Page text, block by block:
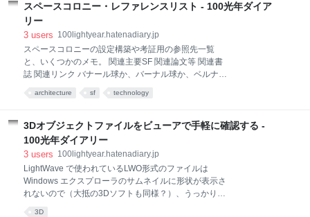
をドラッグ。 ペンタブレットを使う場合は、[File]＞
[User Preferences]＞[Input]を開いて左側にある
[Emulate 3 Button Mouse]を有効にして保存すればよ
い。【Alt+Ctrl+上下ドラッグ】で視点のズームイン・
ズームアウト、【Alt+ドラッグ】で視点の回転、
【Alt+Shift+ドラッグ】で平行移動となる。
オブジェクトを丸ごと消すには、画面下部のレイヤ操
Viewウィンドウ上に移動して）
スペースコロニー・レファレンスリスト - 100光年ダイア
リー
3 users 100lightyear.hatenadiary.jp
スペースコロニーの設定構築や考証用の参照先一覧
と、いくつかのメモ。 関連主要SF 関連論文等 関連書
誌 関連リンク バナール球か、バーナル球か、ベルナー
開放型円筒形スペースコロニー内部の大気循環 参考 付
別法」"To Tell at a Glance", 『変化の風』The Winds of
Change and Other Stories 所収, 東京創元社, 創元SF文
庫, (1986, 原著1983). スタンフォード・トーラスを舞
ステリの佳作短編。スポーク内のエレベータ描写など
もある。Saturday Evening Post 1977年2月号に掲載さ
れたものの全長版。創元推理文庫→創元SF文庫。 アイ
ザック・アシモフ,「
architecture sf technology
3Dオブジェクトファイルをビューアで手軽に確認する -
100光年ダイアリー
3 users 100lightyear.hatenadiary.jp
LightWave で使われているLWO形式のファイルは
Windows エクスプローラのサムネイルに形状が表示さ
れないので（大抵の3Dソフトも同様？）、うっかりす
3D